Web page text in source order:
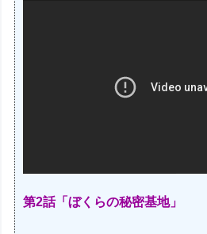
第2話「ぼくらの秘密基地」